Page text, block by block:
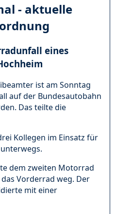
- aktuelle
eines
ist am Sonntag
auf der Bundesautobahn
Das teilte die
Kollegen im Einsatz für
dem zweiten Motorrad
Vorderrad weg. Der
mit einer